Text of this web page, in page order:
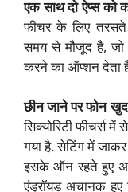
एक साथ दो ऐप्स को
फीचर के लिए तरसते
समय से मौजूद है, जो
करने का ऑप्शन देता
छीन जाने पर फोन खुद
सिक्योरिटी फीचर्स
गया है. सेटिंग में
इसके ऑन रहते हुए
एंड्रॉयड अचानक